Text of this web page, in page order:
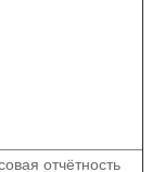
отчётность